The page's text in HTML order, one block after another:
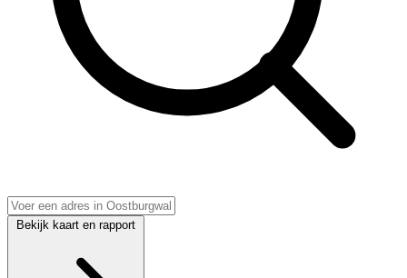
Bekijk kaart en rapport